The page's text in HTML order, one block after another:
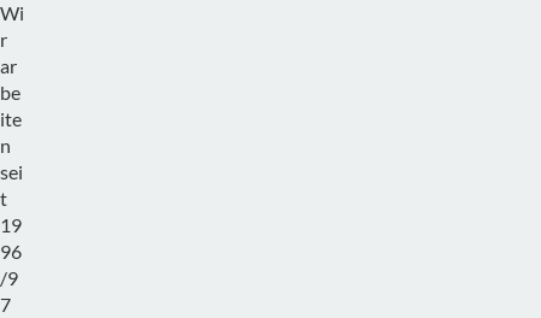
Wi
r
ar
be
ite
n
sei
t
19
96
/9
7